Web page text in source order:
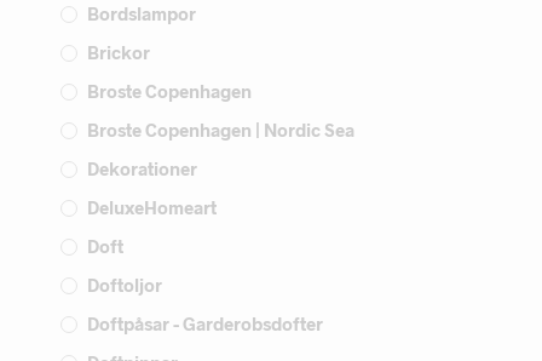
Bordslampor
Brickor
Broste Copenhagen
Broste Copenhagen | Nordic Sea
Dekorationer
DeluxeHomeart
Doft
Doftoljor
Doftpåsar - Garderobsdofter